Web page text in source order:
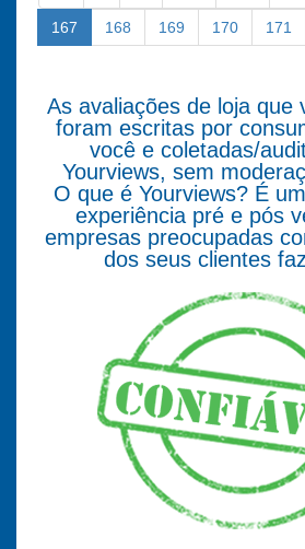
167 168 169 170 171
As avaliações de loja que
foram escritas por
você e coletadas/
Yourviews, sem
O que é Yourviews? É
experiência pré e pós
empresas preocupadas
dos seus clientes